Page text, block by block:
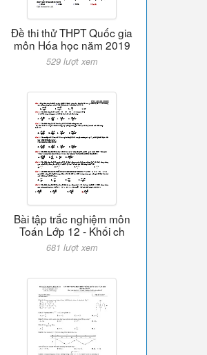
Đề thi thử THPT Quốc gia
môn Hóa học năm 2019
529 lượt xem
Bài tập trắc nghiệm môn
Toán Lớp 12 - Khối ch
681 lượt xem